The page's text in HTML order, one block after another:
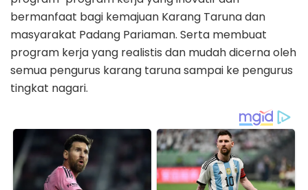
bermanfaat bagi kemajuan Karang Taruna dan
masyarakat Padang Pariaman. Serta membuat
program kerja yang realistis dan mudah dicerna oleh
semua pengurus karang taruna sampai ke pengurus
tingkat nagari.